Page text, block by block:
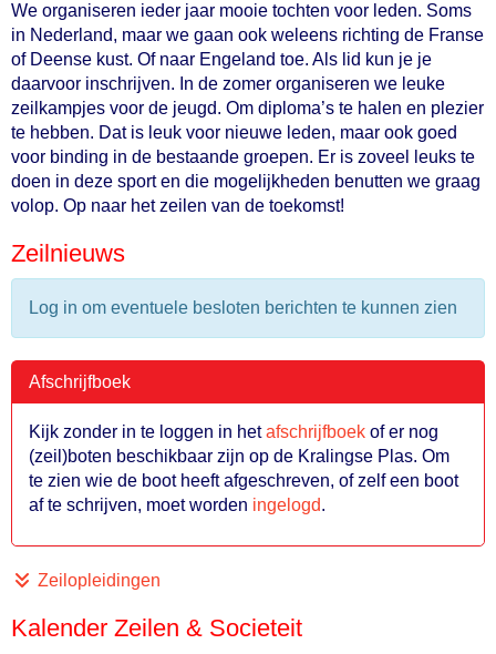
We organiseren ieder jaar mooie tochten voor leden. Soms
in Nederland, maar we gaan ook weleens richting de Franse
of Deense kust. Of naar Engeland toe. Als lid kun je je
daarvoor inschrijven. In de zomer organiseren we leuke
zeilkampjes voor de jeugd. Om diploma’s te halen en plezier
te hebben. Dat is leuk voor nieuwe leden, maar ook goed
voor binding in de bestaande groepen. Er is zoveel leuks te
doen in deze sport en die mogelijkheden benutten we graag
volop. Op naar het zeilen van de toekomst!
Zeilnieuws
Log in om eventuele besloten berichten te kunnen zien
Afschrijfboek
Kijk zonder in te loggen in hetafschrijfboek of er nog
(zeil)boten beschikbaar zijn op de Kralingse Plas. Om
te zien wie de boot heeft afgeschreven, of zelf een boot
af te schrijven, moet worden ingelogd.
Zeilopleidingen
Kalender Zeilen & Societeit